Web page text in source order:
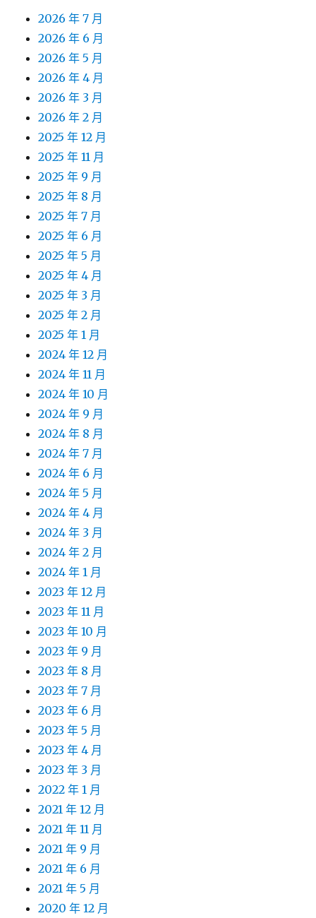
2026 年 7 月
2026 年 6 月
2026 年 5 月
2026 年 4 月
2026 年 3 月
2026 年 2 月
2025 年 12 月
2025 年 11 月
2025 年 9 月
2025 年 8 月
2025 年 7 月
2025 年 6 月
2025 年 5 月
2025 年 4 月
2025 年 3 月
2025 年 2 月
2025 年 1 月
2024 年 12 月
2024 年 11 月
2024 年 10 月
2024 年 9 月
2024 年 8 月
2024 年 7 月
2024 年 6 月
2024 年 5 月
2024 年 4 月
2024 年 3 月
2024 年 2 月
2024 年 1 月
2023 年 12 月
2023 年 11 月
2023 年 10 月
2023 年 9 月
2023 年 8 月
2023 年 7 月
2023 年 6 月
2023 年 5 月
2023 年 4 月
2023 年 3 月
2022 年 1 月
2021 年 12 月
2021 年 11 月
2021 年 9 月
2021 年 6 月
2021 年 5 月
2020 年 12 月